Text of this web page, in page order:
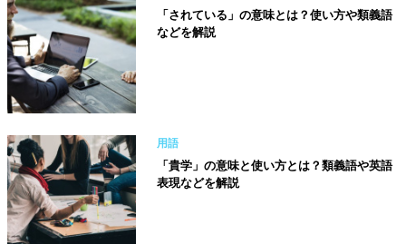
「されている」の意味とは？使い方や類義語
などを解説
用語
「貴学」の意味と使い方とは？類義語や英語
表現などを解説